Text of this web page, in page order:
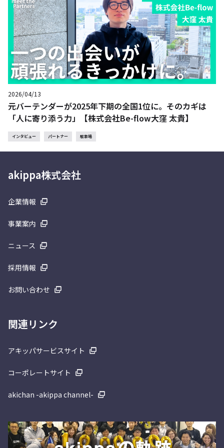
2026/04/13
元バーテンダーが2025年下期の全国1位に。そのカギは
「人に寄り添う力」【株式会社Be-flow大窪 太貴】
インタビュー パートナー 駐車場
akippa株式会社
企業情報
事業案内
ニュース
採用情報
お問い合わせ
関連リンク
アキッパサービスサイト
コーポレートサイト
akichan -akippa channel-